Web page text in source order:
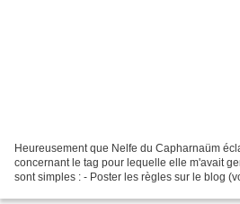
Heureusement que Nelfe du Capharnaüm
concernant le tag pour lequelle elle m'avait
sont simples : - Poster les règles sur le blog